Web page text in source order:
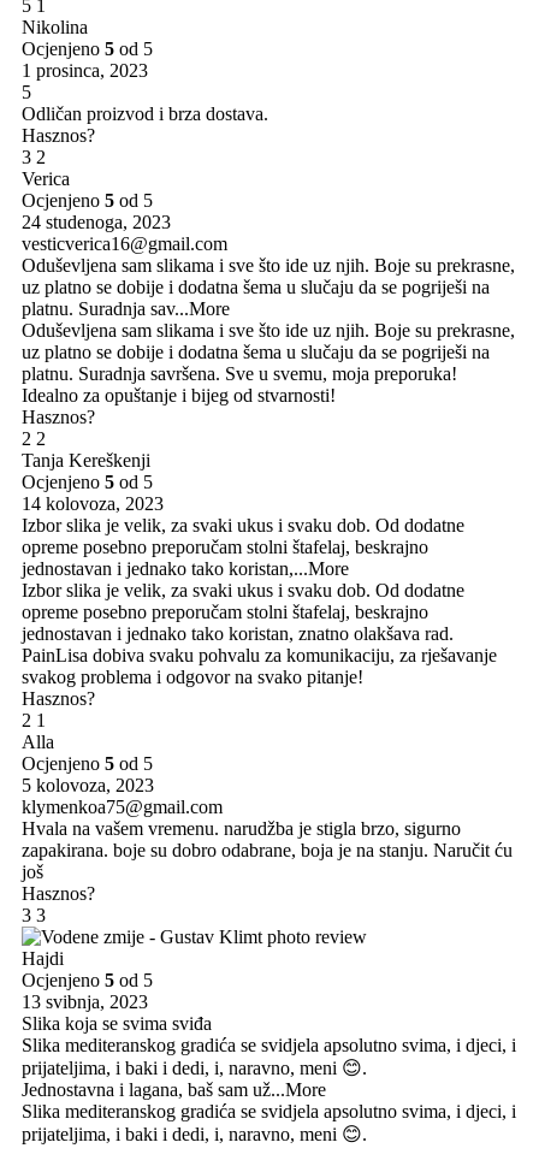
5 1
Nikolina
Ocjenjeno 5 od 5
1 prosinca, 2023
5
Odličan proizvod i brza dostava.
Hasznos?
3 2
Verica
Ocjenjeno 5 od 5
24 studenoga, 2023
vesticverica16@gmail.com
Oduševljena sam slikama i sve što ide uz njih. Boje su prekrasne,
uz platno se dobije i dodatna šema u slučaju da se pogriješi na
platnu. Suradnja sav...More
Oduševljena sam slikama i sve što ide uz njih. Boje su prekrasne,
uz platno se dobije i dodatna šema u slučaju da se pogriješi na
platnu. Suradnja savršena. Sve u svemu, moja preporuka!
Idealno za opuštanje i bijeg od stvarnosti!
Hasznos?
2 2
Tanja Kereškenji
Ocjenjeno 5 od 5
14 kolovoza, 2023
Izbor slika je velik, za svaki ukus i svaku dob. Od dodatne
opreme posebno preporučam stolni štafelaj, beskrajno
jednostavan i jednako tako koristan,...More
Izbor slika je velik, za svaki ukus i svaku dob. Od dodatne
opreme posebno preporučam stolni štafelaj, beskrajno
jednostavan i jednako tako koristan, znatno olakšava rad.
PainLisa dobiva svaku pohvalu za komunikaciju, za rješavanje
svakog problema i odgovor na svako pitanje!
Hasznos?
2 1
Alla
Ocjenjeno 5 od 5
5 kolovoza, 2023
klymenkoa75@gmail.com
Hvala na vašem vremenu. narudžba je stigla brzo, sigurno
zapakirana. boje su dobro odabrane, boja je na stanju. Naručit ću
još
Hasznos?
3 3
Hajdi
Ocjenjeno 5 od 5
13 svibnja, 2023
Slika koja se svima sviđa
Slika mediteranskog gradića se svidjela apsolutno svima, i djeci, i
prijateljima, i baki i dedi, i, naravno, meni 😊.
Jednostavna i lagana, baš sam už...More
Slika mediteranskog gradića se svidjela apsolutno svima, i djeci, i
prijateljima, i baki i dedi, i, naravno, meni 😊.